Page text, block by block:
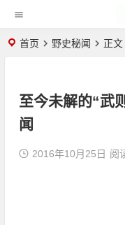
首页 野史秘闻 正文
至今未解的“武
闻
2016年10月25日 阅